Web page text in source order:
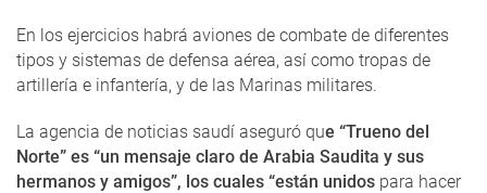
En los ejercicios habrá aviones de combate de diferentes
tipos y sistemas de defensa aérea, así como tropas de
artillería e infantería, y de las Marinas militares.
La agencia de noticias saudí aseguró que “Trueno del
Norte” es “un mensaje claro de Arabia Saudita y sus
hermanos y amigos”, los cuales “están unidos para hacer